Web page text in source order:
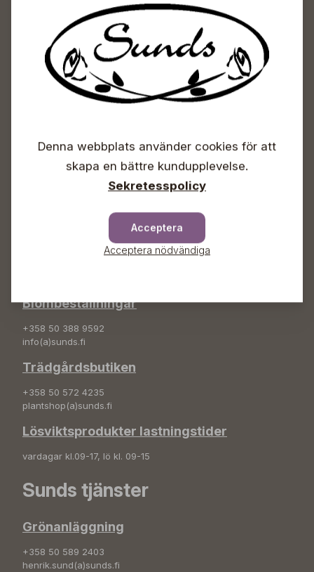
Sunds Trädgårdscenter
Öppet
Info & växel
Sunds Trädgård Ab
Blombeställningar
+358 50 388 9592
info(a)sunds.fi
Trädgårdsbutiken
+358 50 572 4235
plantshop(a)sunds.fi
Lösviktsprodukter lastningstider
vardagar kl.09-17, lö kl. 09-15
Sunds tjänster
Grönanläggning
+358 50 589 2403
henrik.sund(a)sunds.fi
Denna webbplats använder cookies för att
skapa en bättre kundupplevelse.
Sekretesspolicy
Acceptera
Acceptera nödvändiga